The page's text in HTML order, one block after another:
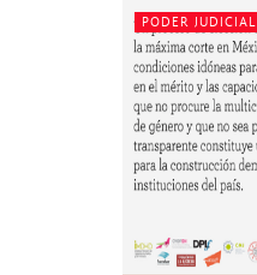
PODER JUDICIAL